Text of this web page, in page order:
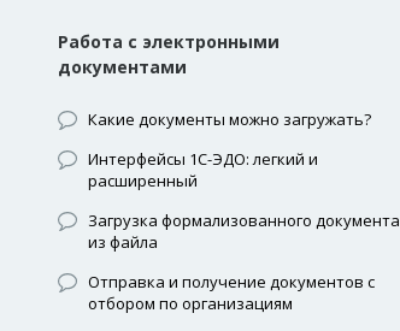
Работа с электронными
документами
Какие документы можно загружать?
Интерфейсы 1С-ЭДО: легкий и
расширенный
Загрузка формализованного документа
из файла
Отправка и получение документов с
отбором по организациям